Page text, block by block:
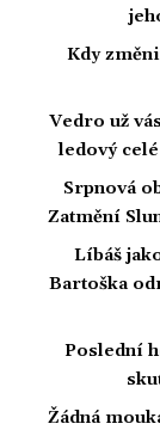
Kdy
Vedro už
ledový
Srpnová
Zatmění
Líbáš
Bartoška
Poslední
Žádná